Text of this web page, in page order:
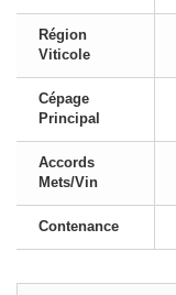
Région
Viticole
Cépage
Principal
Accords
Mets/Vin
Contenance